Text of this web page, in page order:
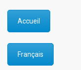
Accueil
Français